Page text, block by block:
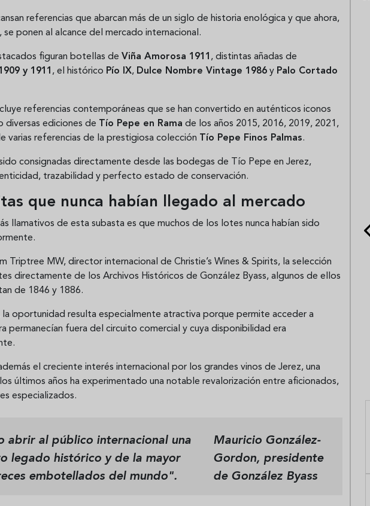
referencias que abarcan más de un siglo de historia enológica y que ahora,
se ponen al alcance del mercado internacional.
figuran botellas de Viña Amorosa 1911 , distintas añadas de
y 1911 , el histórico Pío IX, Dulce Nombre Vintage 1986 y Palo Cortado
referencias contemporáneas que se han convertido en auténticos iconos
diversas ediciones de Tío Pepe en Rama de los años 2015, 2016, 2019, 2021,
varias referencias de la prestigiosa colección Tío Pepe Finos Palmas.
consignadas directamente desde las bodegas de Tío Pepe en Jerez,
trazabilidad y perfecto estado de conservación.
que nunca habían llegado al mercado
llamativos de esta subasta es que muchos de los lotes nunca habían sido
Triptree MW, director internacional de Christie’s Wines & Spirits, la selección
directamente de los Archivos Históricos de González Byass, algunos de ellos
de 1846 y 1886.
la oportunidad resulta especialmente atractiva porque permite acceder a
permanecían fuera del circuito comercial y cuya disponibilidad era
el creciente interés internacional por los grandes vinos de Jerez, una
últimos años ha experimentado una notable revalorización entre aficionados,
especializados.
abrir al público internacional una
legado histórico y de la mayor
embotellados del mundo".
Mauricio González-
Gordon, presidente
de González Byass